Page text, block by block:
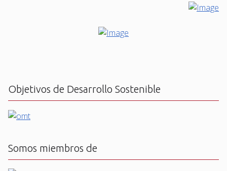
Objetivos de Desarrollo Sostenible
Somos miembros de